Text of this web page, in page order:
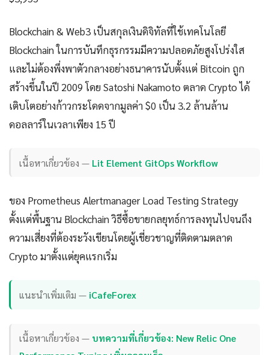
Blockchain & Web3 เป็นสกุลเงินดิจิทัลที่ใช้เทคโนโลยี
Blockchain ในการบันทึกธุรกรรมมีความปลอดภัยสูงโปร่งใส
และไม่ต้องพึ่งพาตัวกลางอย่างธนาคารนับตั้งแต่ Bitcoin ถูก
สร้างขึ้นในปี 2009 โดย Satoshi Nakamoto ตลาด Crypto ได้
เติบโตอย่างก้าวกระโดดจากมูลค่า $0 เป็น 3.2 ล้านล้าน
ดอลลาร์ในเวลาเพียง 15 ปี
เนื้อหาเกี่ยวข้อง — Lit Element GitOps Workflow
ของ Prometheus Alertmanager Load Testing Strategy
ตั้งแต่พื้นฐาน Blockchain วิธีซื้อขายกลยุทธ์การลงทุนไปจนถึง
ความเสี่ยงที่ต้องระวังเขียนโดยผู้เชี่ยวชาญที่ติดตามตลาด
Crypto มาตั้งแต่ยุคแรกเริ่ม
แนะนำเพิ่มเติม — iCafeForex
เนื้อหาเกี่ยวข้อง — บทความที่เกี่ยวข้อง: New Relic One